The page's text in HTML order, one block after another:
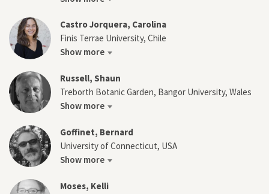
Castro Jorquera, Carolina
Finis Terrae University, Chile
Show more
Russell, Shaun
Treborth Botanic Garden, Bangor University, Wales
Show more
Goffinet, Bernard
University of Connecticut, USA
Show more
Moses, Kelli